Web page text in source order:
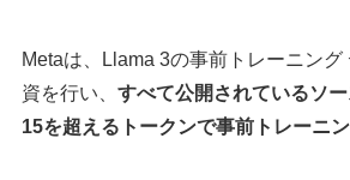
Metaは、Llama 3の事前トレーニング
資を行い、 すべて公開されているソ
15を超えるトークンで事前トレーニン